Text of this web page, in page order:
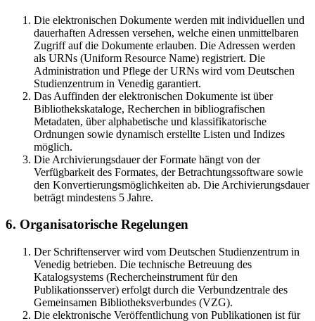
Die elektronischen Dokumente werden mit individuellen und
dauerhaften Adressen versehen, welche einen unmittelbaren
Zugriff auf die Dokumente erlauben. Die Adressen werden
als URNs (Uniform Resource Name) registriert. Die
Administration und Pflege der URNs wird vom Deutschen
Studienzentrum in Venedig garantiert.
Das Auffinden der elektronischen Dokumente ist über
Bibliothekskataloge, Recherchen in bibliografischen
Metadaten, über alphabetische und klassifikatorische
Ordnungen sowie dynamisch erstellte Listen und Indizes
möglich.
Die Archivierungsdauer der Formate hängt von der
Verfügbarkeit des Formates, der Betrachtungssoftware sowie
den Konvertierungsmöglichkeiten ab. Die Archivierungsdauer
beträgt mindestens 5 Jahre.
6. Organisatorische Regelungen
Der Schriftenserver wird vom Deutschen Studienzentrum in
Venedig betrieben. Die technische Betreuung des
Katalogsystems (Rechercheinstrument für den
Publikationsserver) erfolgt durch die Verbundzentrale des
Gemeinsamen Bibliotheksverbundes (VZG).
Die elektronische Veröffentlichung von Publikationen ist für